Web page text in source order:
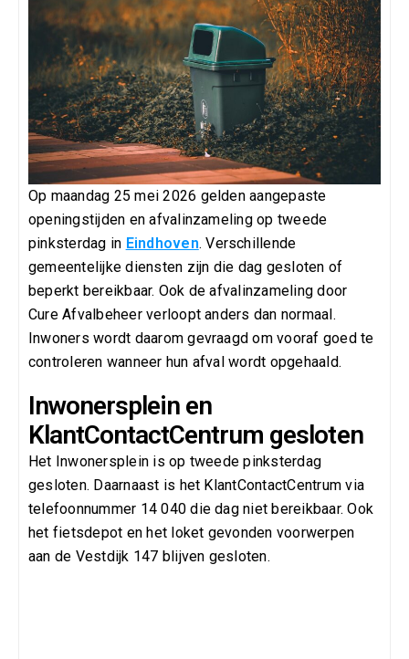
Op maandag 25 mei 2026 gelden aangepaste
openingstijden en afvalinzameling op tweede
pinksterdag in Eindhoven. Verschillende
gemeentelijke diensten zijn die dag gesloten of
beperkt bereikbaar. Ook de afvalinzameling door
Cure Afvalbeheer verloopt anders dan normaal.
Inwoners wordt daarom gevraagd om vooraf goed te
controleren wanneer hun afval wordt opgehaald.
Inwonersplein en
KlantContactCentrum gesloten
Het Inwonersplein is op tweede pinksterdag
gesloten. Daarnaast is het KlantContactCentrum via
telefoonnummer 14 040 die dag niet bereikbaar. Ook
het fietsdepot en het loket gevonden voorwerpen
aan de Vestdijk 147 blijven gesloten.